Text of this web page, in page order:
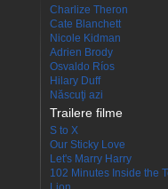
Charlize Theron
Cate Blanchett
Nicole Kidman
Adrien Brody
Osvaldo Ríos
Hilary Duff
Născuţi azi
Trailere filme
S to X
Our Sticky Love
Let's Marry Harry
102 Minutes Inside the